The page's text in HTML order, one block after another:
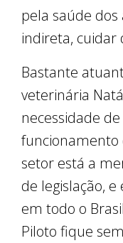
pela saúde
indireta, cuidar
Bastante
veterinária
necessidade
funcionamento
setor está a
de legislação,
em todo o
Piloto fique